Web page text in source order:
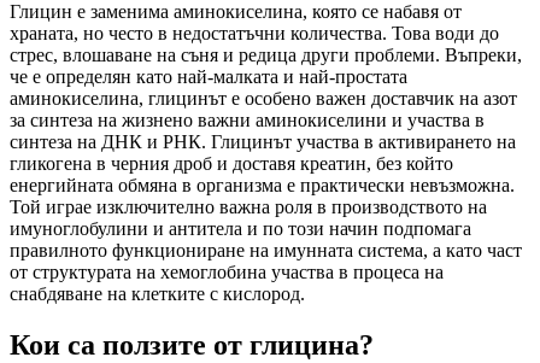
Глицин е заменима аминокиселина, която се набавя от
храната, но често в недостатъчни количества. Това води до
стрес, влошаване на съня и редица други проблеми. Въпреки,
че е определян като най-малката и най-простата
аминокиселина, глицинът е особено важен доставчик на азот
за синтеза на жизнено важни аминокиселини и участва в
синтеза на ДНК и РНК. Глицинът участва в активирането на
гликогена в черния дроб и доставя креатин, без който
енергийната обмяна в организма е практически невъзможна.
Той играе изключително важна роля в производството на
имуноглобулини и антитела и по този начин подпомага
правилното функциониране на имунната система, а като част
от структурата на хемоглобина участва в процеса на
снабдяване на клетките с кислород.
Кои са ползите от глицина?